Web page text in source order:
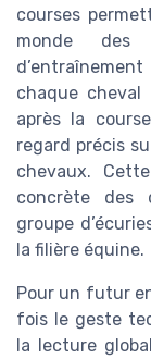
courses
monde des
chaque
après la
regard précis
chevaux.
concrète des
groupe
la filière équine.
Pour un futur
fois le geste
la lecture